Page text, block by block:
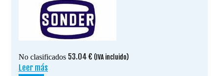
No clasificados 53.04 € (IVA incluido)
Leer más